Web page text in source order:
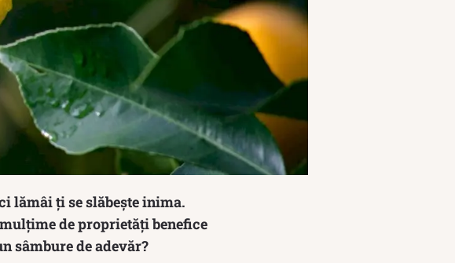
lămâi ți se slăbește inima.
de proprietăți benefice
sâmbure de adevăr?